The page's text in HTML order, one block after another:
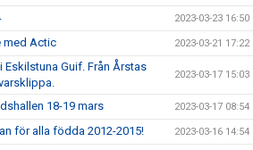
2023-03-23 16:50
med Actic 2023-03-21 17:22
Eskilstuna Guif. Från Årstas
2023-03-17 15:03
18-19 mars 2023-03-17 08:54
för alla födda 2012-2015! 2023-03-16 14:54